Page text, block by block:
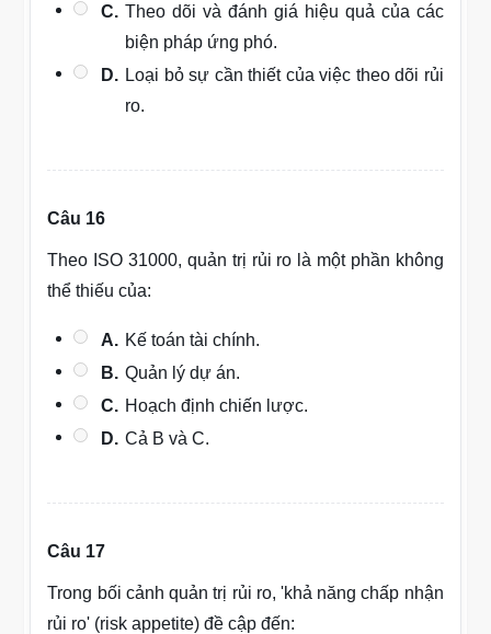
C. Theo dõi và đánh giá hiệu quả của các
biện pháp ứng phó.
D. Loại bỏ sự cần thiết của việc theo dõi rủi
ro.
Câu 16
Theo ISO 31000, quản trị rủi ro là một phần không
thể thiếu của:
A. Kế toán tài chính.
B. Quản lý dự án.
C. Hoạch định chiến lược.
D. Cả B và C.
Câu 17
Trong bối cảnh quản trị rủi ro, 'khả năng chấp nhận
rủi ro' (risk appetite) đề cập đến: